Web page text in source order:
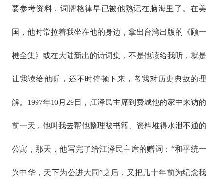
要参考资料，词牌格律早已被他熟记在脑海里了。在美
国，他时常拉着我坐在他的身边，拿出台湾出版的《顾一
樵全集》或在大陆新出的诗词集，不是他读给我听，就是
让我读给他听，还不时停顿下来，考我对历史典故的理
解。1997年10月29日，江泽民主席到费城他的家中来访的
前一天，他叫我去帮他整理被书籍、资料堆得水泄不通的
公寓，那天，他写完了给江泽民主席的赠词：“和平统一
兴中华，天下为公进大同”之后，又把几十年前为纪念我